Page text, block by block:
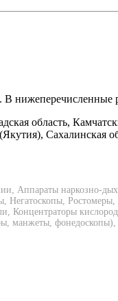
В нижеперечисленные
область,
Сахалинская
Аппараты наркозно-
Негатоскопы,
Концентраторы
манжеты,